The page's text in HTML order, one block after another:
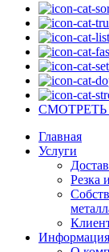
Главная
Услуги
Резка
Информация